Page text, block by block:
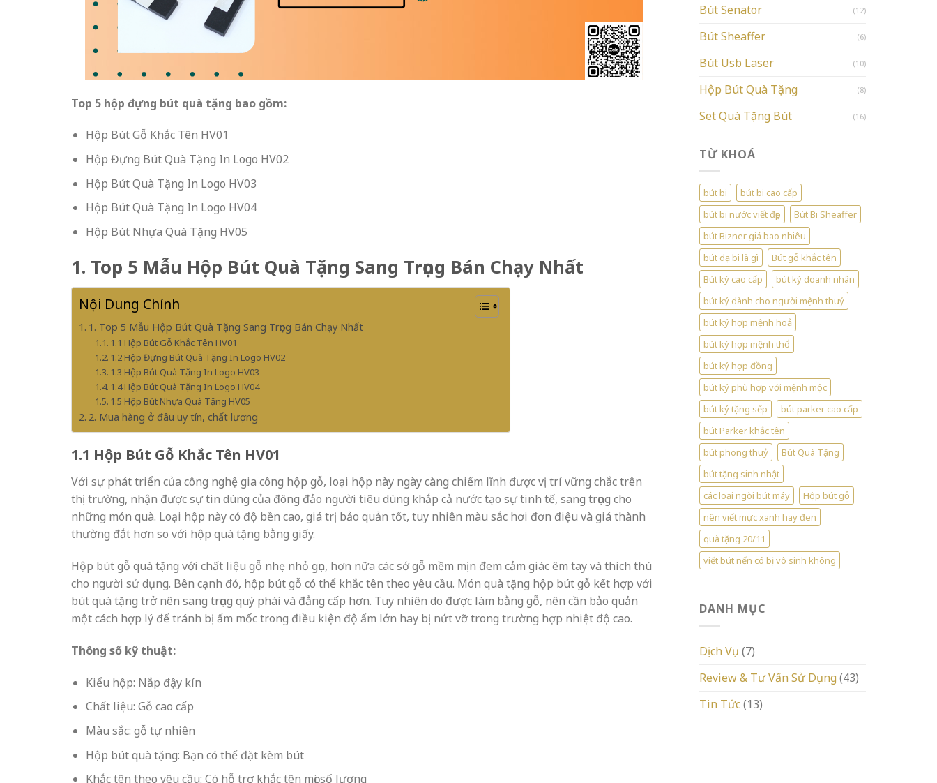
Top 5 hộp đựng bút quà tặng bao gồm:
Hộp Bút Gỗ Khắc Tên HV01
Hộp Đựng Bút Quà Tặng In Logo HV02
Hộp Bút Quà Tặng In Logo HV03
Hộp Bút Quà Tặng In Logo HV04
Hộp Bút Nhựa Quà Tặng HV05
1. Top 5 Mẫu Hộp Bút Quà Tặng Sang Trọng Bán Chạy Nhất
Nội Dung Chính
1. Top 5 Mẫu Hộp Bút Quà Tặng Sang Trọng Bán Chạy Nhất
1.1 Hộp Bút Gỗ Khắc Tên HV01
1.2 Hộp Đựng Bút Quà Tặng In Logo HV02
1.3 Hộp Bút Quà Tặng In Logo HV03
1.4 Hộp Bút Quà Tặng In Logo HV04
1.5 Hộp Bút Nhựa Quà Tặng HV05
2. Mua hàng ở đâu uy tín, chất lượng
1.1 Hộp Bút Gỗ Khắc Tên HV01
Với sự phát triển của công nghệ gia công hộp gỗ, loại hộp này ngày càng chiếm lĩnh được vị trí vững chắc trên
thị trường, nhận được sự tin dùng của đông đảo người tiêu dùng khắp cả nước tạo sự tinh tế, sang trọng cho
những món quà. Loại hộp này có độ bền cao, giá trị bảo quản tốt, tuy nhiên màu sắc hơi đơn điệu và giá thành
thường đắt hơn so với hộp quà tặng bằng giấy.
Hộp bút gỗ quà tặng với chất liệu gỗ nhẹ nhỏ gọn, hơn nữa các sớ gỗ mềm mịn đem cảm giác êm tay và thích thú
cho người sử dụng. Bên cạnh đó, hộp bút gỗ có thể khắc tên theo yêu cầu. Món quà tặng hộp bút gỗ kết hợp với
bút quà tặng trở nên sang trọng quý phái và đẳng cấp hơn. Tuy nhiên do được làm bằng gỗ, nên cần bảo quản
một cách hợp lý để tránh bị ẩm mốc trong điều kiện độ ẩm lớn hay bị nứt vỡ trong trường hợp nhiệt độ cao.
Thông số kỹ thuật:
Kiểu hộp: Nắp đậy kín
Chất liệu: Gỗ cao cấp
Màu sắc: gỗ tự nhiên
Hộp bút quà tặng: Bạn có thể đặt kèm bút
Khắc tên theo yêu cầu: Có hỗ trợ khắc tên mọi số lượng
Bút Senator (12)
Bút Sheaffer (6)
Bút Usb Laser (10)
Hộp Bút Quà Tặng (8)
Set Quà Tặng Bút (16)
TỪ KHOÁ
bút bi
bút bi cao cấp
bút bi nước viết đẹp
Bút Bi Sheaffer
bút Bizner giá bao nhiêu
bút dạ bi là gì
Bút gỗ khắc tên
Bút ký cao cấp
bút ký doanh nhân
bút ký dành cho người mệnh thuỷ
bút ký hợp mệnh hoả
bút ký hợp mệnh thổ
bút ký hợp đồng
bút ký phù hợp với mệnh mộc
bút ký tặng sếp
bút parker cao cấp
bút Parker khắc tên
bút phong thuỷ
Bút Quà Tặng
bút tặng sinh nhật
các loại ngòi bút máy
Hộp bút gỗ
nên viết mực xanh hay đen
quà tặng 20/11
viết bút nến có bị vô sinh không
DANH MỤC
Dịch Vụ (7)
Review & Tư Vấn Sử Dụng(43)
Tin Tức(13)